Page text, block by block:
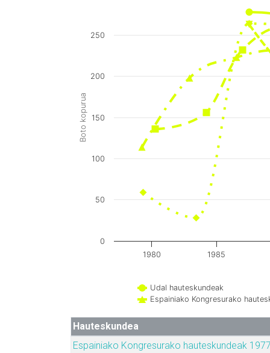
Boto kopurua
Udal hauteskundeak
Espainiako Kongresurako
1980 1985
0
50
100
150
200
250
Hauteskundea
Espainiako Kongresurako hauteskundeak 1977